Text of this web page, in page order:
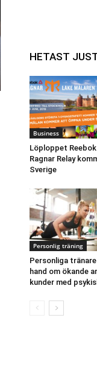
HETAST
Business
Löploppet Reebok
Ragnar Relay
Sverige
Personlig träning
Personliga
hand om ökande
kunder med